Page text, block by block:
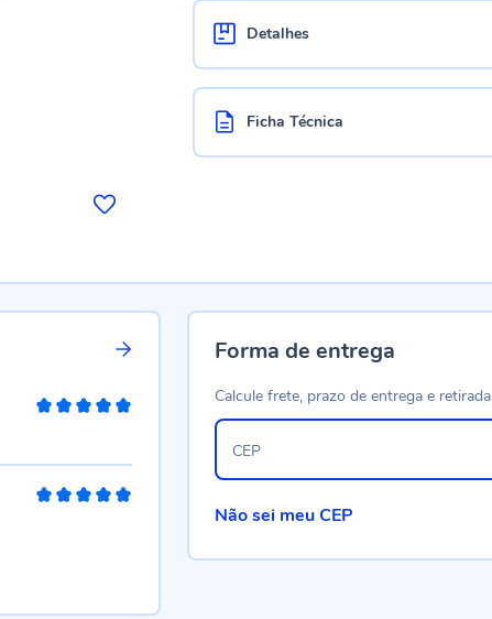
Detalhes
Ficha Técnica
Forma de entrega
Calcule frete, prazo de entrega e retirada
CEP
Não sei meu CEP